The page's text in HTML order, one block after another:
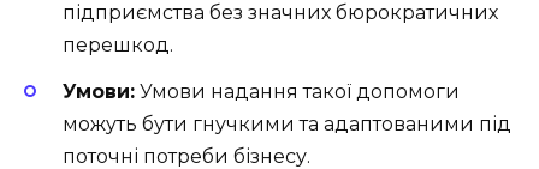
підприємства без значних бюрократичних
перешкод.
Умови: Умови надання такої допомоги
можуть бути гнучкими та адаптованими під
поточні потреби бізнесу.